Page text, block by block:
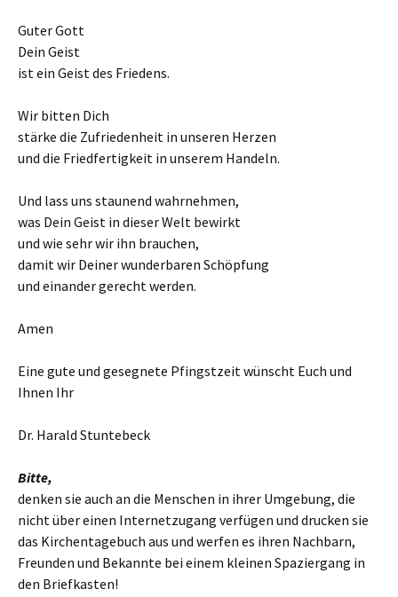
Guter Gott
Dein Geist
ist ein Geist des Friedens.
Wir bitten Dich
stärke die Zufriedenheit in unseren Herzen
und die Friedfertigkeit in unserem Handeln.
Und lass uns staunend wahrnehmen,
was Dein Geist in dieser Welt bewirkt
und wie sehr wir ihn brauchen,
damit wir Deiner wunderbaren Schöpfung
und einander gerecht werden.
Amen
Eine gute und gesegnete Pfingstzeit wünscht Euch und
Ihnen Ihr
Dr. Harald Stuntebeck
Bitte,
denken sie auch an die Menschen in ihrer Umgebung, die
nicht über einen Internetzugang verfügen und drucken sie
das Kirchentagebuch aus und werfen es ihren Nachbarn,
Freunden und Bekannte bei einem kleinen Spaziergang in
den Briefkasten!